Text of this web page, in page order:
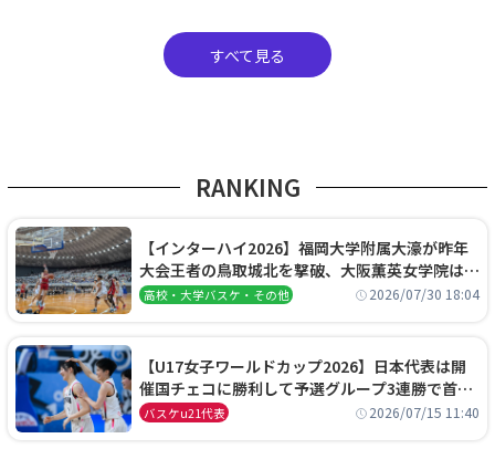
すべて見る
RANKING
【インターハイ2026】福岡大学附属大濠が昨年
大会王者の鳥取城北を撃破、大阪薫英女学院は岐
阜女子に完勝、大会3日目試合結果
高校・大学バスケ・その他 2026/07/30 18:04
【U17女子ワールドカップ2026】日本代表は開
催国チェコに勝利して予選グループ3連勝で首位
通過！準々決勝の相手はエジプトに決定
バスケu21代表 2026/07/15 11:40